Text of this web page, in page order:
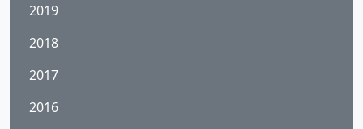
2019
2018
2017
2016